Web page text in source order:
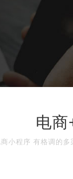
电
小程序 有格调的